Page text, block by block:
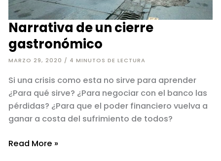
Narrativa de un cierre
gastronómico
MARZO 29, 2020 / 4 MINUTOS DE LECTURA
Si una crisis como esta no sirve para aprender
¿Para qué sirve? ¿Para negociar con el banco las
pérdidas? ¿Para que el poder financiero vuelva a
ganar a costa del sufrimiento de todos?
Narrativa
Read More »